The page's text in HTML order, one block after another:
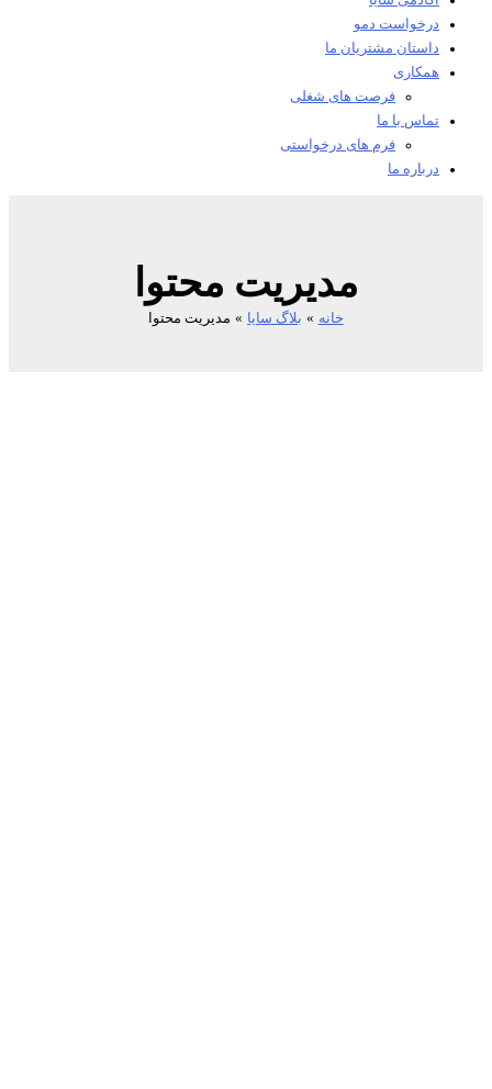
درخواست دمو
داستان مشتریان ما
همکاری
فرصت های شغلی
تماس با ما
فرم های درخواستی
درباره ما
مدیریت محتوا
بلاگ سایا مدیریت محتوا